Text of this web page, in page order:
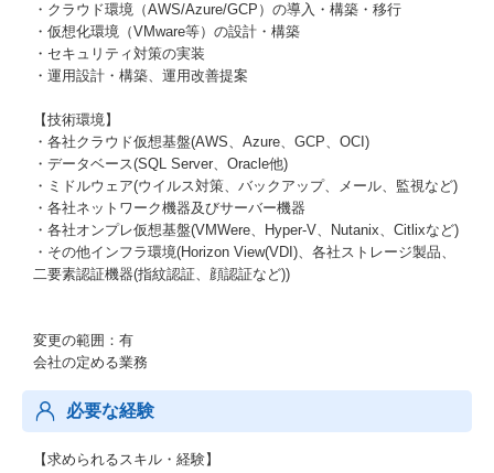
・クラウド環境（AWS/Azure/GCP）の導入・構築・移行
・仮想化環境（VMware等）の設計・構築
・セキュリティ対策の実装
・運用設計・構築、運用改善提案
【技術環境】
・各社クラウド仮想基盤(AWS、Azure、GCP、OCI)
・データベース(SQL Server、Oracle他)
・ミドルウェア(ウイルス対策、バックアップ、メール、監視など)
・各社ネットワーク機器及びサーバー機器
・各社オンプレ仮想基盤(VMWere、Hyper-V、Nutanix、Citlixなど)
・その他インフラ環境(Horizon View(VDI)、各社ストレージ製品、
二要素認証機器(指紋認証、顔認証など))
変更の範囲：有
会社の定める業務
必要な経験
【求められるスキル・経験】